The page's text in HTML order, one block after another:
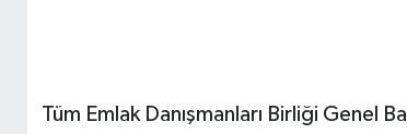
Tüm Emlak Danışmanları Birliği Genel